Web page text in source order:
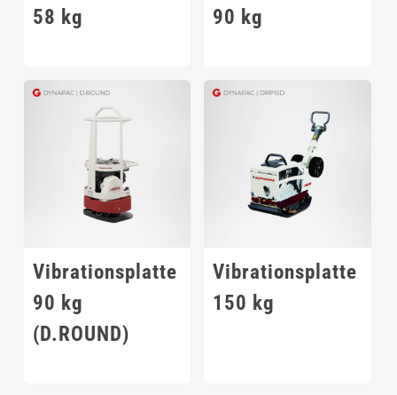
58 kg
90 kg
Vibrationsplatte
90 kg
(D.ROUND)
Vibrationsplatte
150 kg